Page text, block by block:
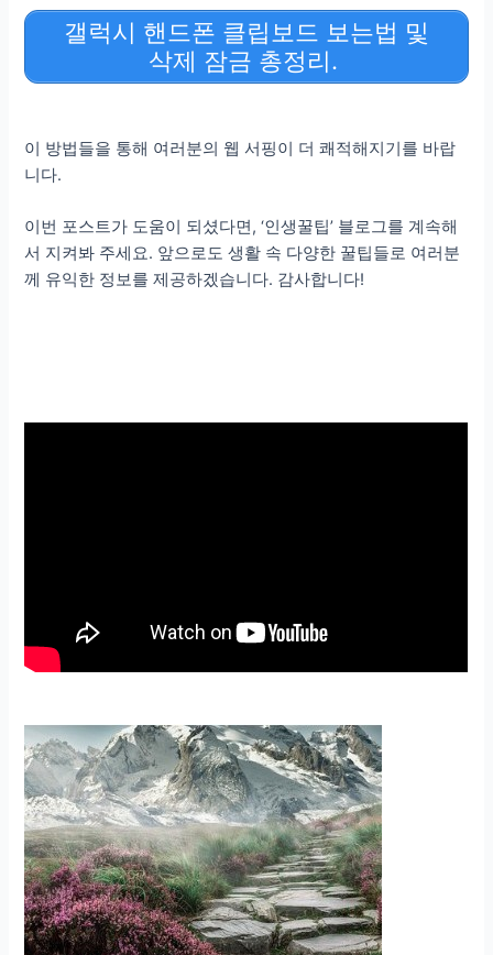
갤럭시 핸드폰 클립보드 보는법 및
삭제 잠금 총정리.
이 방법들을 통해 여러분의 웹 서핑이 더 쾌적해지기를 바랍
니다.
이번 포스트가 도움이 되셨다면, ‘인생꿀팁’ 블로그를 계속해
서 지켜봐 주세요. 앞으로도 생활 속 다양한 꿀팁들로 여러분
께 유익한 정보를 제공하겠습니다. 감사합니다!